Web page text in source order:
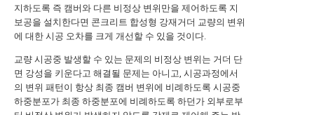
지하도록 즉 캠버와 다른 비정상 변위만을 제어하도록 지
보공을 설치한다면 콘크리트 합성형 강재거더 교량의 변위
에 대한 시공 오차를 크게 개선할 수 있을 것이다.
교량 시공중 발생할 수 있는 문제의 비정상 변위는 거더 단
면 강성을 키운다고 해결될 문제는 아니고, 시공과정에서
의 변위 패턴이 항상 최종 캠버 변위에 비례하도록 시공중
하중분포가 최종 하중분포에 비례하도록 하던가 외부로부